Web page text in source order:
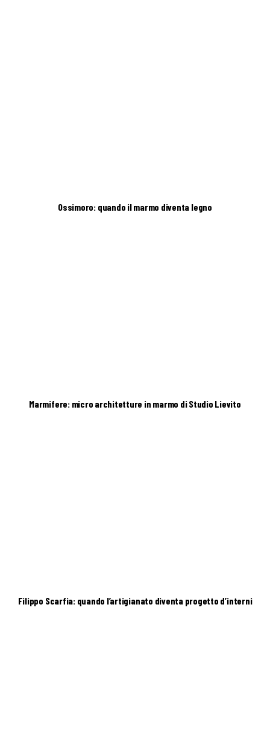
Ossimoro: quando il marmo diventa legno
Marmifere: micro architetture in marmo di Studio Lievito
Filippo Scarfia: quando l’artigianato diventa progetto d’interni